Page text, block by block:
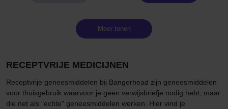
Meer tonen
RECEPTVRIJE MEDICIJNEN
Receptvrije geneesmiddelen bij Bangerhead zijn geneesmiddelen
voor thuisgebruik waarvoor je geen verwijsbriefje nodig hebt, maar
die net als "echte" geneesmiddelen werken. Hier vind je